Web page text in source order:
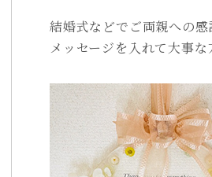
結婚式などでご両親への
メッセージを入れて大事